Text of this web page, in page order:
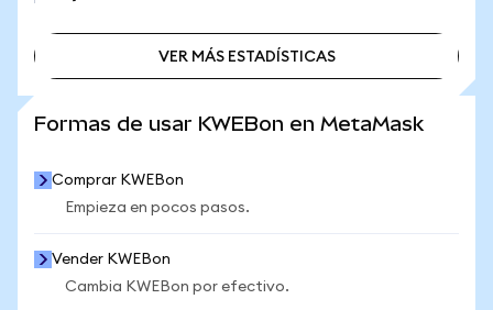
VER MÁS ESTADÍSTICAS
Formas de usar KWEBon en MetaMask
Comprar KWEBon
Empieza en pocos pasos.
Vender KWEBon
Cambia KWEBon por efectivo.